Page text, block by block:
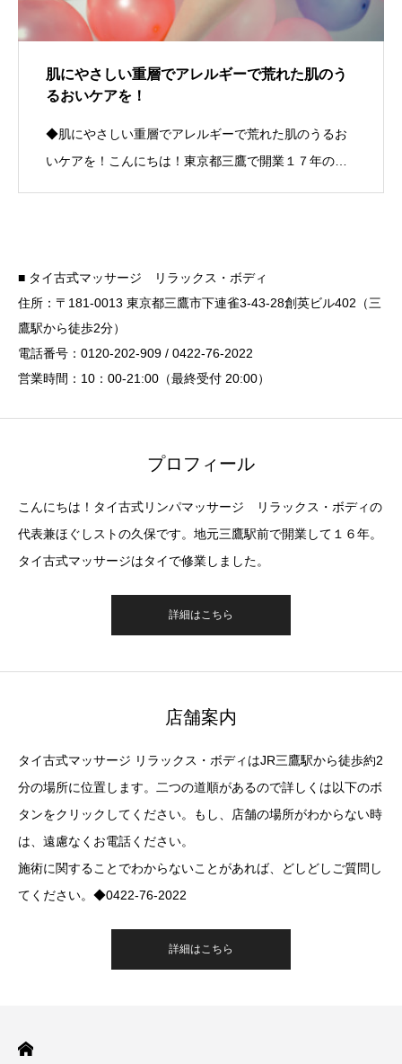
肌にやさしい重層でアレルギーで荒れた肌のう
るおいケアを！
◆肌にやさしい重層でアレルギーで荒れた肌のうるお
いケアを！こんにちは！東京都三鷹で開業１７年の…
■ タイ古式マッサージ リラックス・ボディ
住所：〒181-0013 東京都三鷹市下連雀3-43-28創英ビル402（三
鷹駅から徒歩2分）
電話番号：0120-202-909 / 0422-76-2022
営業時間：10：00-21:00（最終受付 20:00）
プロフィール
こんにちは！タイ古式リンパマッサージ リラックス・ボディの
代表兼ほぐしストの久保です。地元三鷹駅前で開業して１６年。
タイ古式マッサージはタイで修業しました。
詳細はこちら
店舗案内
タイ古式マッサージ リラックス・ボディはJR三鷹駅から徒歩約2
分の場所に位置します。二つの道順があるので詳しくは以下のボ
タンをクリックしてください。もし、店舗の場所がわからない時
は、遠慮なくお電話ください。
施術に関することでわからないことがあれば、どしどしご質問し
てください。◆0422-76-2022
詳細はこちら